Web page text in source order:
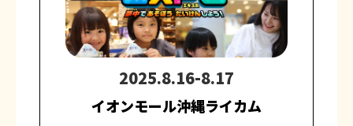
2025.8.16-8.17
イオンモール沖縄ライカム